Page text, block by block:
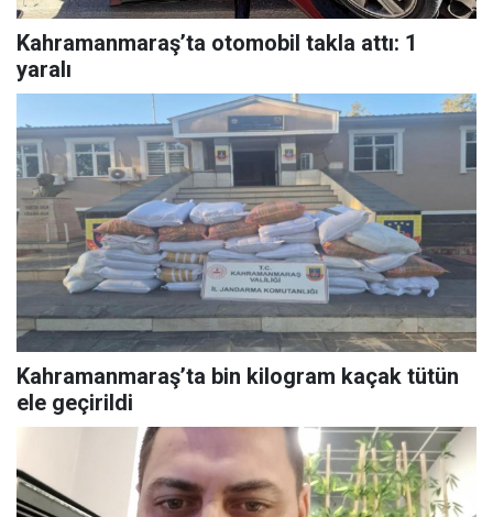
Kahramanmaraş’ta otomobil takla attı: 1
yaralı
Kahramanmaraş’ta bin kilogram kaçak tütün
ele geçirildi